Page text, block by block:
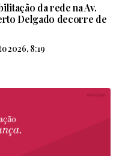
da rede na Av.
Delgado decorre de
2026, 8:19